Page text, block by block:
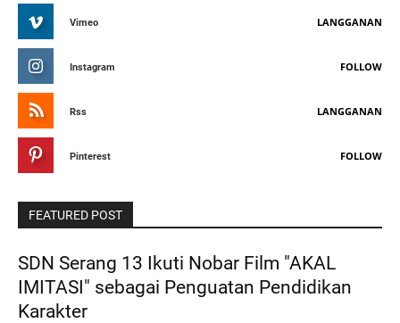
Vimeo LANGGANAN
Instagram FOLLOW
Rss LANGGANAN
Pinterest FOLLOW
FEATURED POST
SDN Serang 13 Ikuti Nobar Film "AKAL
IMITASI" sebagai Penguatan Pendidikan
Karakter